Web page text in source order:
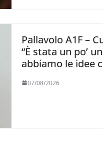
Pallavolo A1F –
“È stata un po’
abbiamo le idee
07/08/2026